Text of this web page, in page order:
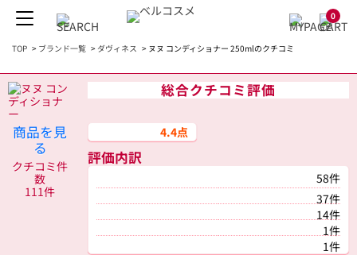
0
TOP > ブランド一覧 >ダヴィネス > ヌヌ コンディショナー 250mlのクチコミ
商品を見
る
クチコミ件
数
111件
総合クチコミ評価
4.4点
評価内訳
58件
37件
14件
1件
1件